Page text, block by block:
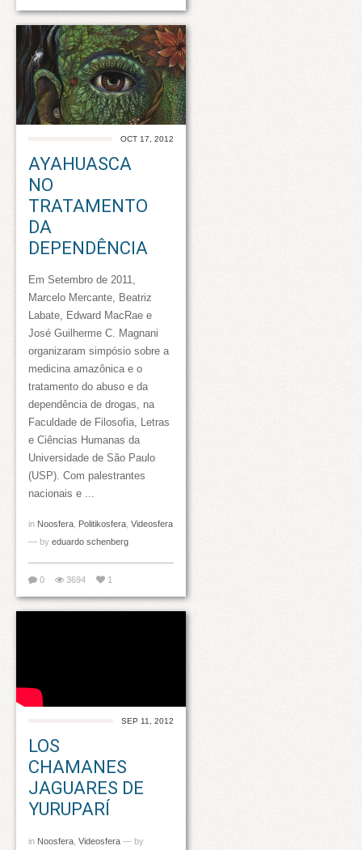
OCT 17, 2012
AYAHUASCA
NO
TRATAMENTO
DA
DEPENDÊNCIA
Em Setembro de 2011,
Marcelo Mercante, Beatriz
Labate, Edward MacRae e
José Guilherme C. Magnani
organizaram simpósio sobre a
medicina amazônica e o
tratamento do abuso e da
dependência de drogas, na
Faculdade de Filosofia, Letras
e Ciências Humanas da
Universidade de São Paulo
(USP). Com palestrantes
nacionais e ...
in Noosfera Politikosfera Videosfera
— by eduardo schenberg
0 3694 1
SEP 11, 2012
LOS
CHAMANES
JAGUARES DE
YURUPARÍ
in Noosfera, Videosfera — by